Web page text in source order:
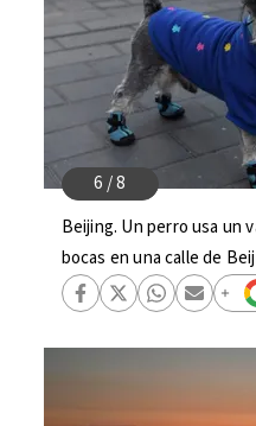
Beijing. Un perro usa un
bocas en una calle de